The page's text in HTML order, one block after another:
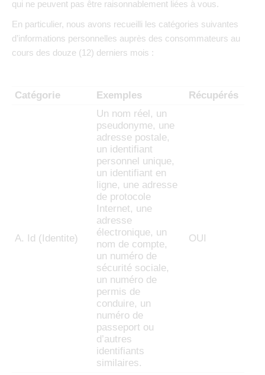
qui ne peuvent pas être raisonnablement liées à vous.
En particulier, nous avons recueilli les catégories suivantes
d’informations personnelles auprès des consommateurs au
cours des douze (12) derniers mois :
Catégorie Exemples Récupérés
A. Id (Identite)
Un nom réel, un
pseudonyme, une
adresse postale,
un identifiant
personnel unique,
un identifiant en
ligne, une adresse
de protocole
Internet, une
adresse
électronique, un
nom de compte,
un numéro de
sécurité sociale,
un numéro de
permis de
conduire, un
numéro de
passeport ou
d’autres
identifiants
similaires.
OUI